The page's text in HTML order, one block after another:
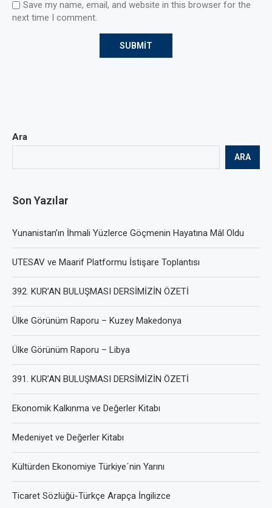
Save my name, email, and website in this browser for the
next time I comment.
Ara
ARA
Son Yazılar
Yunanistan’ın İhmali Yüzlerce Göçmenin Hayatına Mâl Oldu
UTESAV ve Maarif Platformu İstişare Toplantısı
392. KUR’AN BULUŞMASI DERSİMİZİN ÖZETİ
Ülke Görünüm Raporu – Kuzey Makedonya
Ülke Görünüm Raporu – Libya
391. KUR’AN BULUŞMASI DERSİMİZİN ÖZETİ
Ekonomik Kalkınma ve Değerler Kitabı
Medeniyet ve Değerler Kitabı
Kültürden Ekonomiye Türkiye´nin Yarını
Ticaret Sözlüğü-Türkçe Arapça İngilizce